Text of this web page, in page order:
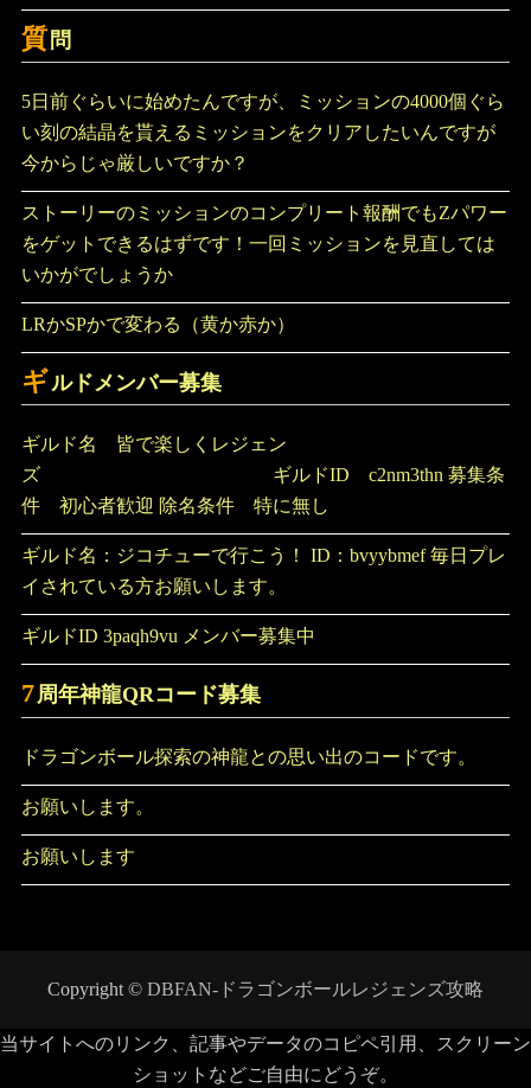
質 問
5日前ぐらいに始めたんですが、ミッションの4000個ぐら
い刻の結晶を貰えるミッションをクリアしたいんですが
今からじゃ厳しいですか？
ストーリーのミッションのコンプリート報酬でもZパワー
をゲットできるはずです！一回ミッションを見直しては
いかがでしょうか
LRかSPかで変わる（黄か赤か）
ギルドメンバー募集
ギルド名 皆で楽しくレジェン
ズ ギルドID c2nm3thn 募集条
件 初心者歓迎 除名条件 特に無し
ギルド名：ジコチューで行こう！ ID：bvyybmef 毎日プレ
イされている方お願いします。
ギルドID 3paqh9vu メンバー募集中
7周年神龍QRコード募集
ドラゴンボール探索の神龍との思い出のコードです。
お願いします。
お願いします
Copyright © DBFAN-ドラゴンボールレジェンズ攻略
当サイトへのリンク、記事やデータのコピペ引用、スクリーン
ショットなどご自由にどうぞ。